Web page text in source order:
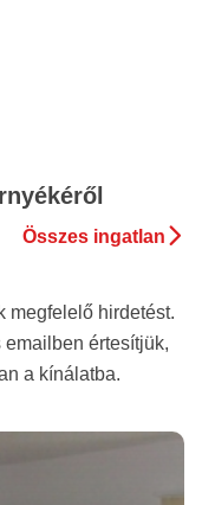
Összes ingatlan
megfelelő hirdetést.
értesítjük,
a kínálatba.